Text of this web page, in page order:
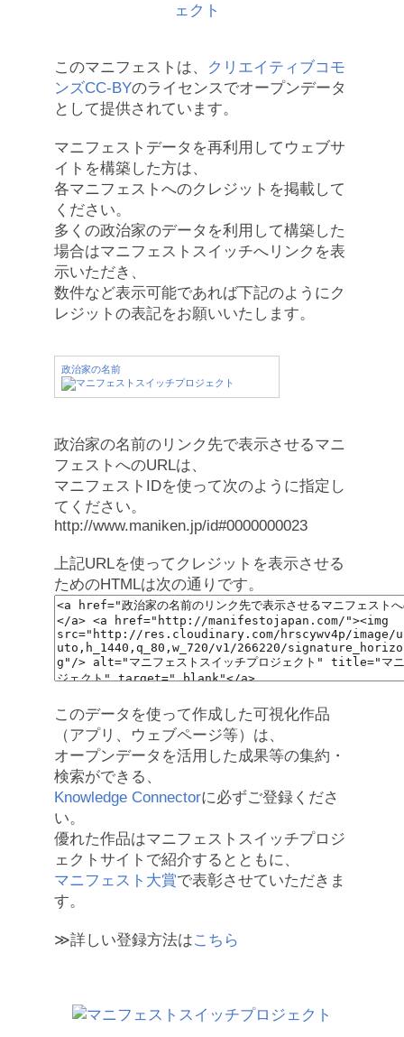
このマニフェストは、
クリエイティブコモ
ンズCC-BYのライセンスでオープンデータ
として提供されています。
マニフェストデータを再利用してウェブサ
イトを構築した方は、
各マニフェストへのクレジットを掲載して
ください。
多くの政治家のデータを利用して構築した
場合はマニフェストスイッチへリンクを表
示いただき、
数件など表示可能であれば下記のようにク
レジットの表記をお願いいたします。
政治家の名前
政治家の名前のリンク先で表示させるマニ
フェストへのURLは、
マニフェストIDを使って次のように指定し
てください。
http://www.maniken.jp/id#0000000023
上記URLを使ってクレジットを表示させる
ためのHTMLは次の通りです。
このデータを使って作成した可視化作品
（アプリ、ウェブページ等）は、
オープンデータを活用した成果等の集約・
検索ができる、
Knowledge Connectorに必ずご登録くださ
い。
優れた作品はマニフェストスイッチプロジ
ェクトサイトで紹介するとともに、
マニフェスト大賞で表彰させていただきま
す。
≫詳しい登録方法はこちら